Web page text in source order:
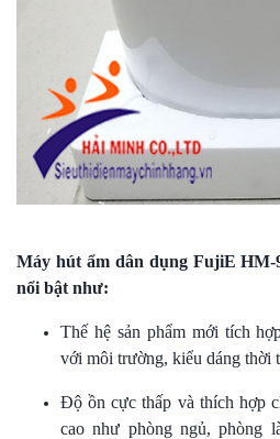
Máy hút ẩm dân dụng FujiE HM-
nổi bật như:
Thế hệ sản phẩm mới tích
với môi trường, kiểu dáng thời
Độ ồn cực thấp và thích hợp
cao như phòng ngủ, phòng